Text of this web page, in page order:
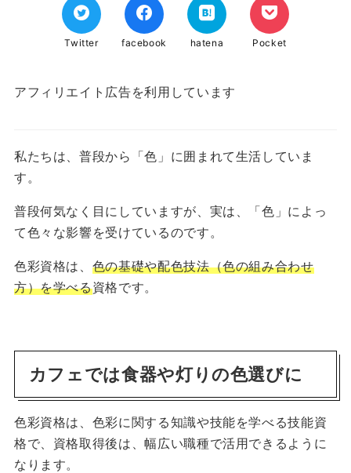
Twitter facebook hatena Pocket
アフィリエイト広告を利用しています
私たちは、普段から「色」に囲まれて生活していま
す。
普段何気なく目にしていますが、実は、「色」によっ
て色々な影響を受けているのです。
色彩資格は、 色の基礎や配色技法（色の組み合わせ
方）を学べる資格です。
カフェでは食器や灯りの色選びに
色彩資格は、色彩に関する知識や技能を学べる技能資
格で、資格取得後は、幅広い職種で活用できるように
なります。